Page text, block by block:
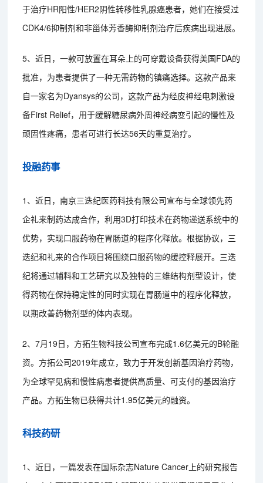
于治疗HR阳性/HER2阴性转移性乳腺癌患者，她们在接受过
CDK4/6抑制剂和非甾体芳香酶抑制剂治疗后疾病出现进展。
5、近日，一款可放置在耳朵上的可穿戴设备获得美国FDA的
批准，为患者提供了一种无需药物的镇痛选择。这款产品来
自一家名为Dyansys的公司，这款产品为经皮神经电刺激设
备First Relief，用于缓解糖尿病外周神经病变引起的慢性及
顽固性疼痛，患者可进行长达56天的重复治疗。
投融药事
1、近日，南京三迭纪医药科技有限公司宣布与全球领先药
企礼来制药达成合作，利用3D打印技术在药物递送系统中的
优势，实现口服药物在胃肠道的程序化释放。根据协议，三
迭纪和礼来的合作项目将围绕口服药物的缓控释展开。三迭
纪将通过辅料和工艺研究以及独特的三维结构剂型设计，使
得药物在保持稳定性的同时实现在胃肠道中的程序化释放，
以期改善药物剂型的体内表现。
2、7月19日，方拓生物科技公司宣布完成1.6亿美元的B轮融
资。方拓公司2019年成立，致力于开发创新基因治疗药物，
为全球罕见病和慢性病患者提供高质量、可支付的基因治疗
产品。方拓生物已获得共计1.95亿美元的融资。
科技药研
1、近日，一篇发表在国际杂志Nature Cancer上的研究报告